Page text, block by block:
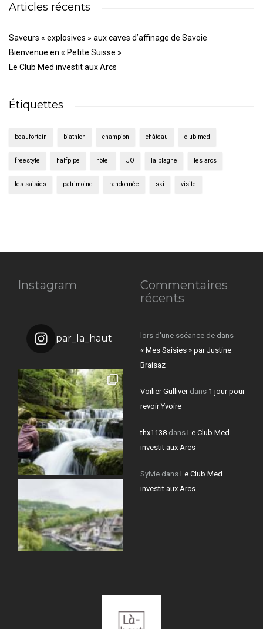
Articles récents
Saveurs « explosives » aux caves d’affinage de Savoie
Bienvenue en « Petite Suisse »
Le Club Med investit aux Arcs
Étiquettes
beaufortain biathlon champion château club med
freestyle halfpipe hôtel JO la plagne les arcs
les saisies patrimoine randonnée ski visite
Instagram
par_la_haut
Commentaires
récents
lors d'une sséance de dans
« Mes Saisies » par Justine
Braisaz
Voilier Gulliverdans 1 jour pour
revoir Yvoire
thx1138 dans Le Club Med
investit aux Arcs
Sylvie dans Le Club Med
investit aux Arcs